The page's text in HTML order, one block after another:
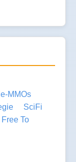
MMOs
SciFi
Free To